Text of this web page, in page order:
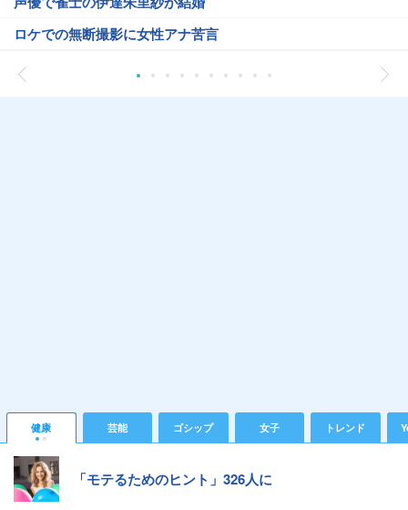
ロケでの無断撮影に女性アナ苦言
健康 芸能 ゴシップ 女子 トレンド
「モテるためのヒント」326人に